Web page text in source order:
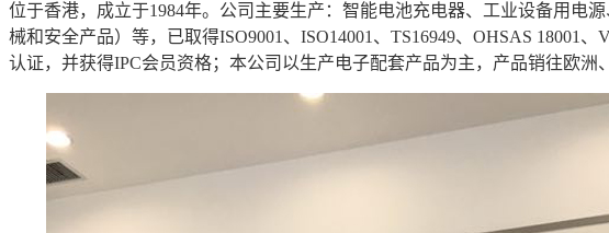
位于香港，成立于1984年。公司主要生产：智能电池充电器、工业设备用电
械和安全产品）等，已取得ISO9001 、 ISO14001 、 TS16949、 OHSAS 18001 、
认证，并获得IPC会员资格；本公司以生产电子配套产品为主，产品销往欧洲